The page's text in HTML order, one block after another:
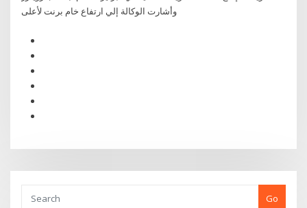
وأشارت الوكالة إلي ارتفاع خام برنت لأعلى
Go